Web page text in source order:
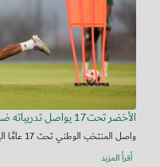
الأخضر تحت17 يواصل تدريباته ضمن معسكر الطائف
واصل المنتخب الوطني تحت 17 عامًا اليوم الثلاثاء تدريباته ضمن معسكره في...
أقرأ المزيد